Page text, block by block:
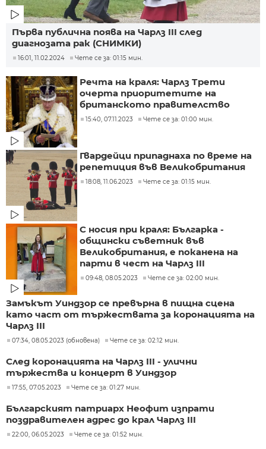
Първа публична поява на Чарлз III след
диагнозата рак (СНИМКИ)
16:01, 11.02.2024 Чете се за: 01:15 мин.
Речта на краля: Чарлз Трети
очерта приоритетите на
британското правителство
15:40, 07.11.2023 Чете се за: 01:00 мин.
Гвардейци припаднаха по време на
репетиция във Великобритания
18:08, 11.06.2023 Чете се за: 01:15 мин.
С носия при краля: Българка -
общински съветник във
Великобритания, е поканена на
парти в чест на Чарлз III
09:48, 08.05.2023 Чете се за: 02:00 мин.
Замъкът Уиндзор се превърна в пищна сцена
като част от тържествата за коронацията на
Чарлз III
07:34, 08.05.2023 (обновена) Чете се за: 02:12 мин.
След коронацията на Чарлз III - улични
тържества и концерт в Уиндзор
17:55, 07.05.2023 Чете се за: 01:27 мин.
Българският патриарх Неофит изпрати
поздравителен адрес до крал Чарлз III
22:00, 06.05.2023 Чете се за: 01:52 мин.